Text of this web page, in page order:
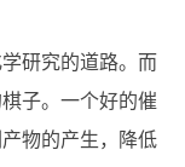
研究的道路。而
子。一个好的催
物的产生，降低